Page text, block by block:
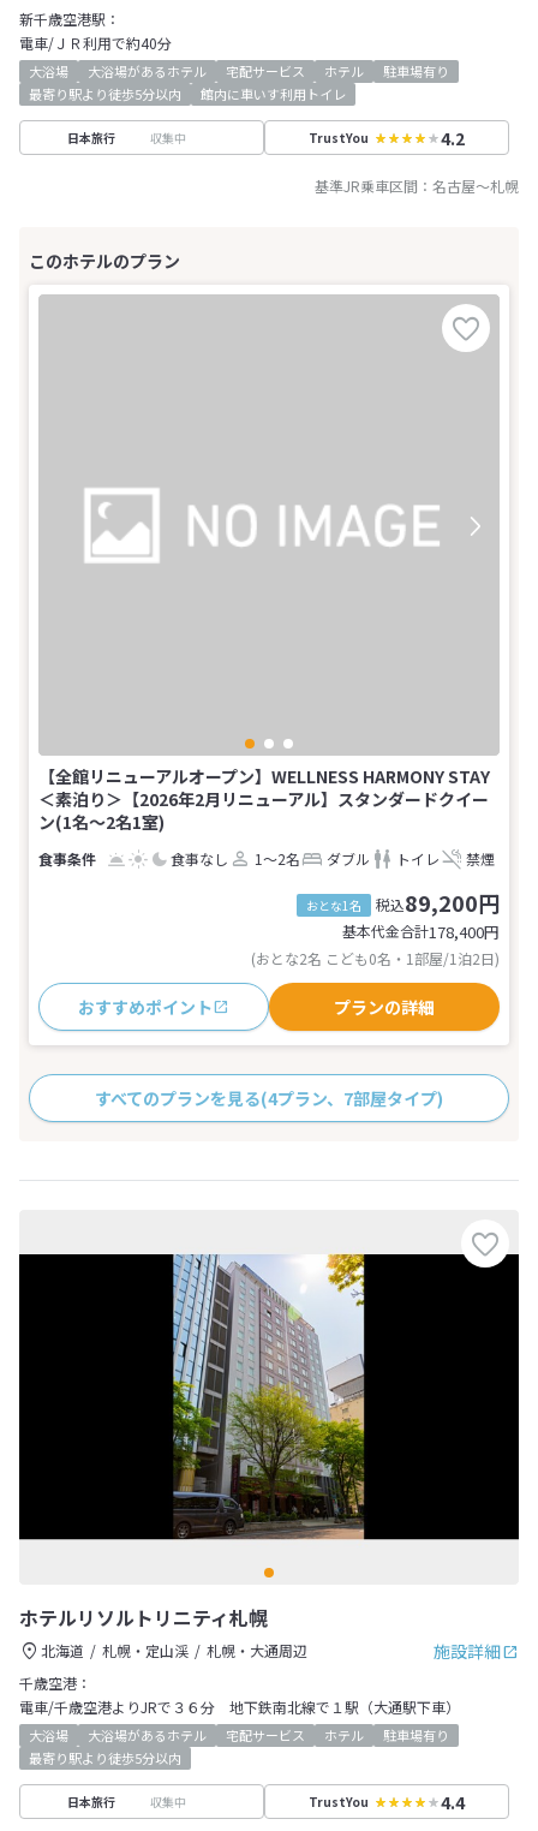
新千歳空港駅：
電車/ＪＲ利用で約40分
大浴場 大浴場があるホテル 宅配サービス ホテル
駐車場有り
最寄り駅より徒歩5分以内
館内に車いす利用トイレ
日本旅行 収集中 TrustYou 4.2
基準JR乗車区間： 名古屋～札幌
【全館リニューアルオープン】WELLNESS HARMONY STAY
＜素泊り＞【2026年2月リニューアル】スタンダードクイー
ン(1名～2名1室)
食事なし 1～2名 ダブル トイレ 禁煙
おとな1名 税込89,200円
基本代金合計178,400円
(おとな2名 こども0名・1部屋/1泊2日)
おすすめポイント プランの詳細
すべてのプランを見る(4プラン、7部屋タイプ)
ホテルリソルトリニティ札幌
施設詳細
北海道 札幌・定山渓
札幌・大通周辺
千歳空港：
電車/千歳空港よりJRで３６分 地下鉄南北線で１駅（大通駅下車）
大浴場 大浴場があるホテル 宅配サービス ホテル
駐車場有り
最寄り駅より徒歩5分以内
日本旅行 収集中 TrustYou 4.4